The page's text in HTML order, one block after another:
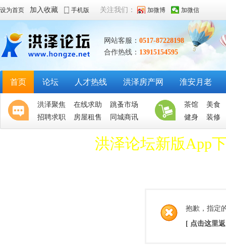
设为首页 加入收藏 手机版 关注我们： 加微博 加微信
网站客服： 0517-87228198
合作热线： 13915154595
首页 论坛 人才热线 洪泽房产网 淮安月老
洪泽聚焦 在线求助
跳蚤市场
招聘求职
房屋租售 同城商讯
茶馆
美食
健身
装修
洪泽论坛新版App
抱歉，指定
[ 点击这里